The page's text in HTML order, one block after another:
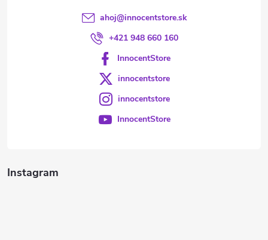
Instagram
ahoj@innocentstore.sk
+421 948 660 160
InnocentStore
innocentstore
innocentstore
InnocentStore